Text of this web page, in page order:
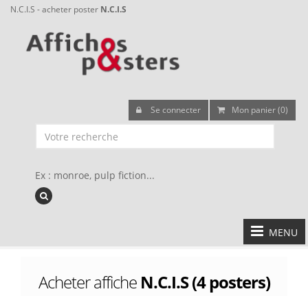
N.C.I.S - acheter poster N.C.I.S
Se connecter Mon panier (0)
Ex : monroe, pulp fiction...
MENU
Acheter affiche N.C.I.S (4 posters)